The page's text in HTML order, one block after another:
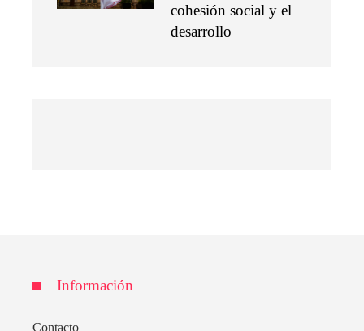
cohesión social y el
desarrollo
Información
Contacto